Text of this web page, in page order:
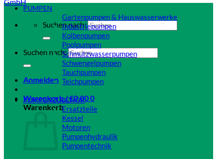
Suchen nach:
Suchen nach:
Anmelden
Warenkorb /€0,000
Warenkorb
PUMPEN
Gartenpumpen & Hauswasserwerke
Industriepumpen
Kolbenpumpen
Poolpumpen
Schmutzwasserpumpen
Schwengelpumpen
Tauchpumpen
Teichpumpen
PUMPENZUBEHÖR
Ersatzteile
Kessel
Motoren
Pumpenhydraulik
Pumpentechnik